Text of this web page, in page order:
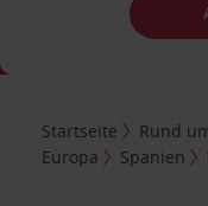
Startseite Rund
Europa
Spanien